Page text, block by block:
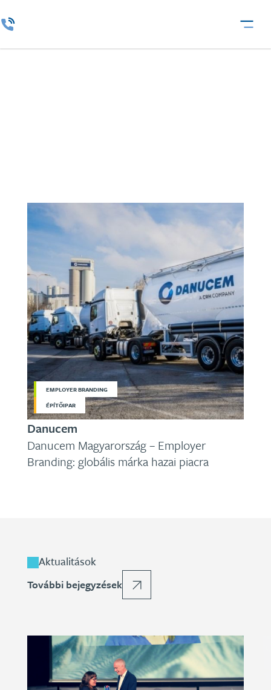
EMPLOYER BRANDING
ÉPÍTŐIPAR
Danucem
Danucem Magyarország – Employer
Branding: globális márka hazai piacra
Aktualitások
További bejegyzések